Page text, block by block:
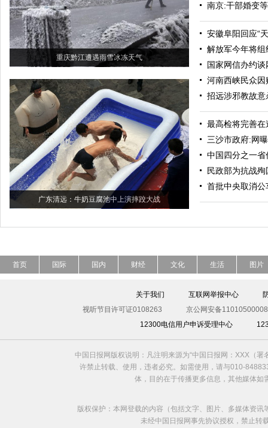
重庆黔江遭遇雨雪冰冻天气
广东清远：牛奶豆腐池中上演摔跤大战
南京:干部婚变
安徽阜阳回应“
解放军今年将
国家网信办约
河南西峡民众
招远涉邪教故
最高检将完善
三沙市政府:网
中国四分之一
民政部为抗战
首批中央取消公
首页 国际 国内 财经 文化 生活 图片
关于我们 互联网举报中心
视听节目许可证0108263
京公网安备
12300电信用户申诉受理中心
中国日报网版权说明：凡注明来源为“中国日报网：XXX（
许禁止转载、使用，违者必究。如需使用，请与010-
体，目的在于传播更多信息，其他媒体
版权保护：本网登载的内容（包括文字、图片、多媒体资
未经中国日报网事先协议授权，禁止转